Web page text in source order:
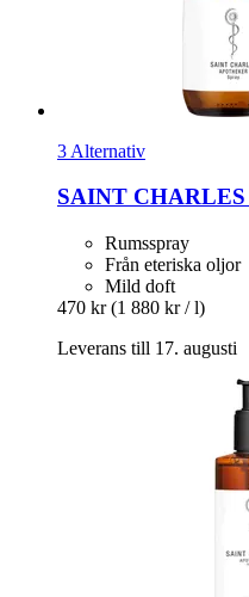
3 Alternativ
SAINT CHARLES
Rumsspray
Från eteriska oljor
Mild doft
470 kr (1 880 kr / l)
Leverans till 17. augusti